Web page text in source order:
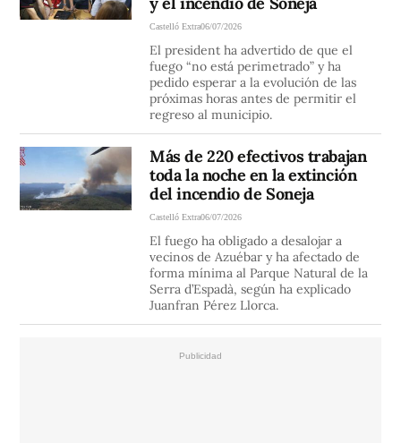
Castelló Extra06/07/2026
El president ha advertido de que el
fuego “no está perimetrado” y ha
pedido esperar a la evolución de las
próximas horas antes de permitir el
regreso al municipio.
Más de 220 efectivos trabajan
toda la noche en la extinción
del incendio de Soneja
Castelló Extra06/07/2026
El fuego ha obligado a desalojar a
vecinos de Azuébar y ha afectado de
forma mínima al Parque Natural de la
Serra d’Espadà, según ha explicado
Juanfran Pérez Llorca.